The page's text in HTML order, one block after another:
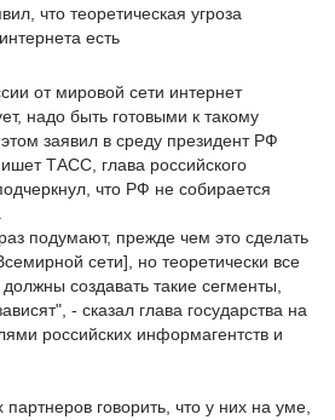
от мировой сети интернет
надо быть готовыми к такому
заявил в среду президент РФ
ТАСС, глава российского
что РФ не собирается
подумают, прежде чем это сделать
сети], но теоретически все
создавать такие сегменты,
- сказал глава государства на
российских информагентств и
говорить, что у них на уме,